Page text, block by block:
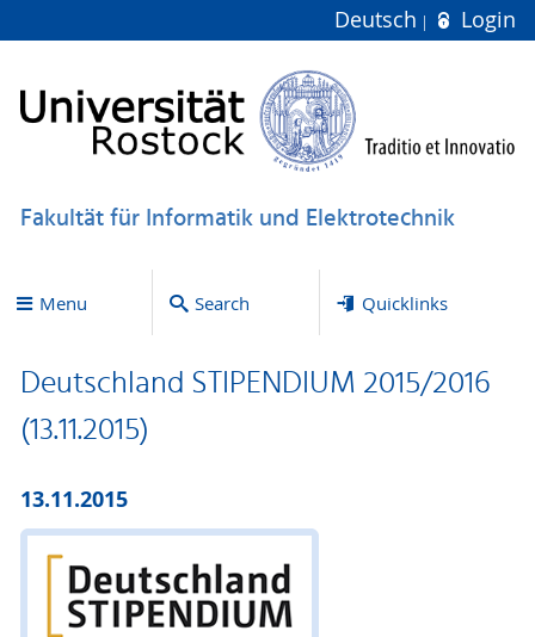
Deutsch Login
Fakultät für Informatik und Elektrotechnik
Menu Search Quicklinks
Deutschland STIPENDIUM 2015/2016
(13.11.2015)
13.11.2015